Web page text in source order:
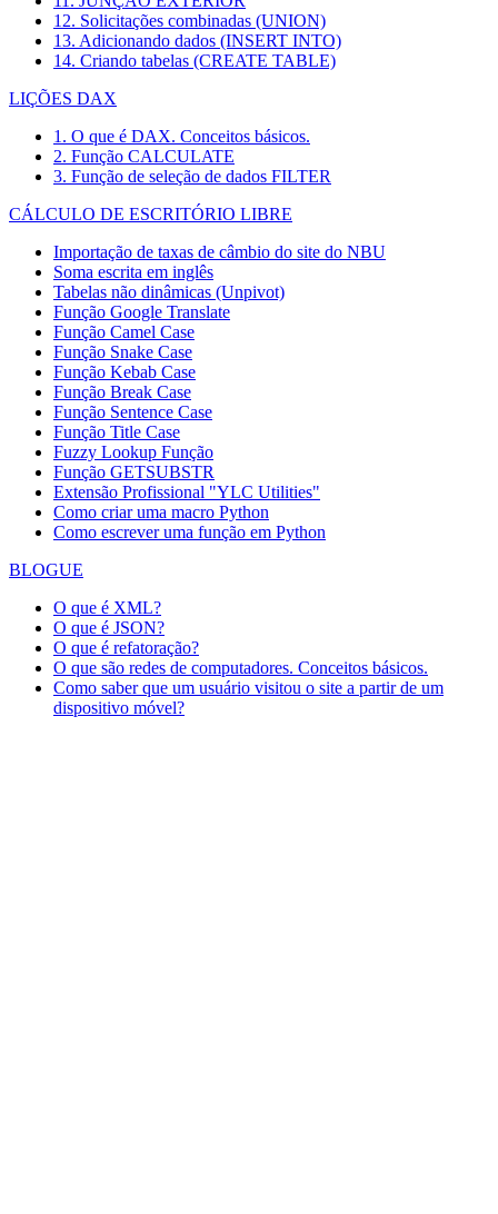
12. Solicitações combinadas (UNION)
13. Adicionando dados (INSERT INTO)
14. Criando tabelas (CREATE TABLE)
LIÇÕES DAX
1. O que é DAX. Conceitos básicos.
2. Função CALCULATE
3. Função de seleção de dados FILTER
CÁLCULO DE ESCRITÓRIO LIBRE
Importação de taxas de câmbio do site do NBU
Soma escrita em inglês
Tabelas não dinâmicas (Unpivot)
Função Google Translate
Função Camel Case
Função Snake Case
Função Kebab Case
Função Break Case
Função Sentence Case
Função Title Case
Fuzzy Lookup Função
Função GETSUBSTR
Extensão Profissional "YLC Utilities"
Como criar uma macro Python
Como escrever uma função em Python
BLOGUE
O que é XML?
O que é JSON?
O que é refatoração?
O que são redes de computadores. Conceitos básicos.
Como saber que um usuário visitou o site a partir de um
dispositivo móvel?